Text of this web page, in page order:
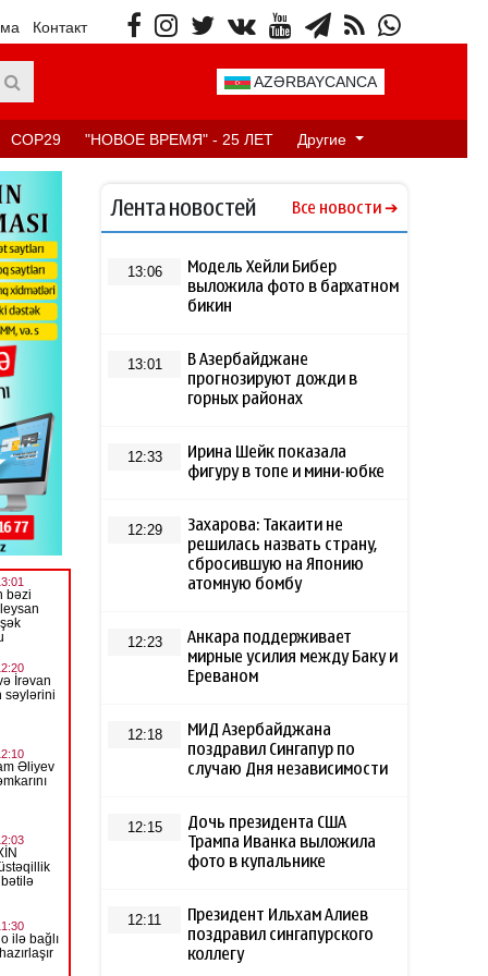
Контакт
AZƏRBAYCANCA
COP29 "НОВОЕ ВРЕМЯ" - 25 ЛЕТ Другие
Лента новостей Все новости
13:06
Модель Хейли Бибер
выложила фото в бархатном
бикин
13:01
В Азербайджане
прогнозируют дожди в
горных районах
12:33
Ирина Шейк показала
фигуру в топе и мини-юбке
12:29
Захарова: Такаити не
решилась назвать страну,
сбросившую на Японию
атомную бомбу
12:23
Анкара поддерживает
мирные усилия между Баку и
Ереваном
12:18
МИД Азербайджана
поздравил Сингапур по
случаю Дня независимости
12:15
Дочь президента США
Трампа Иванка выложила
фото в купальнике
12:11
Президент Ильхам Алиев
поздравил сингапурского
коллегу